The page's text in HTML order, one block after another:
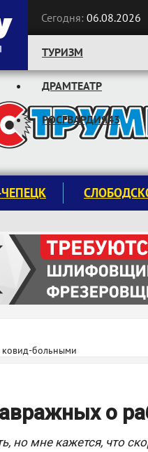
Сегодня: 06.08.2026
ТУРИЗМ
ДРАМТЕАТР
РОСГВАРДИЯ43
больными
о
но мне кажется, что